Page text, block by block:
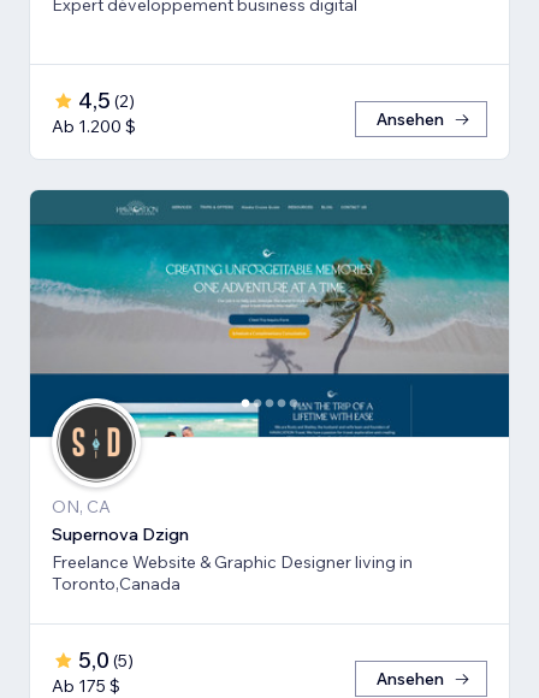
Expert développement business digital
4,5 (2)
Ab 1.200 $
Ansehen
ON, CA
Supernova Dzign
Freelance Website & Graphic Designer living in
Toronto,Canada
5,0 (5)
Ab 175 $
Ansehen